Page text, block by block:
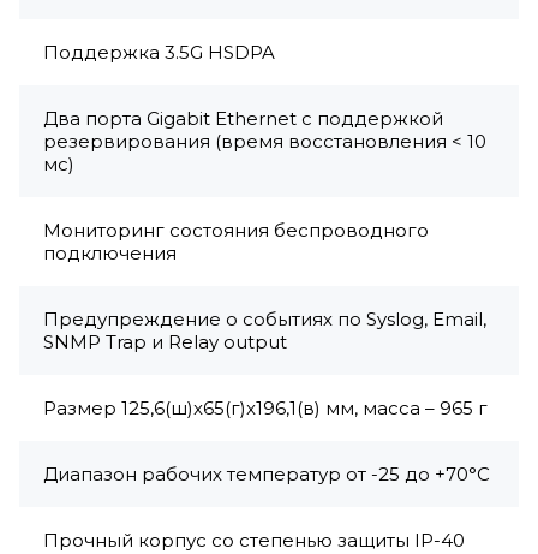
Поддержка 3.5G HSDPA
Два порта Gigabit Ethernet с поддержкой
резервирования (время восстановления < 10
мс)
Мониторинг состояния беспроводного
подключения
Предупреждение о событиях по Syslog, Email,
SNMP Trap и Relay output
Размер 125,6(ш)x65(г)x196,1(в) мм, масса – 965 г
Диапазон рабочих температур от -25 до +70°C
Прочный корпус со степенью защиты IP-40